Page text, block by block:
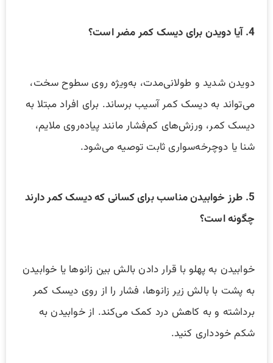
4. آیا دویدن برای دیسک کمر مضر است؟
دویدن شدید و طولانی‌مدت، به‌ویژه روی سطوح سخت،
می‌تواند به دیسک کمر آسیب برساند. برای افراد مبتلا به
دیسک کمر، ورزش‌های کم‌فشار مانند پیاده‌روی ملایم،
شنا یا دوچرخه‌سواری ثابت توصیه می‌شود.
5. طرز خوابیدن مناسب برای کسانی که دیسک کمر دارند
چگونه است؟
خوابیدن به پهلو با قرار دادن بالش بین زانوها یا خوابیدن
به پشت با بالش زیر زانوها، فشار را از روی دیسک کمر
برداشته و به کاهش درد کمک می‌کند. از خوابیدن به
شکم خودداری کنید.